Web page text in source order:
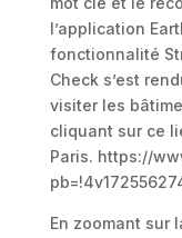
l’application
fonctionnalité
Check s’est
visiter les
cliquant sur ce
Paris. https://
En zoomant sur